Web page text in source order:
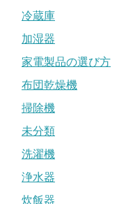
冷蔵庫
加湿器
家電製品の選び方
布団乾燥機
掃除機
未分類
洗濯機
浄水器
炊飯器